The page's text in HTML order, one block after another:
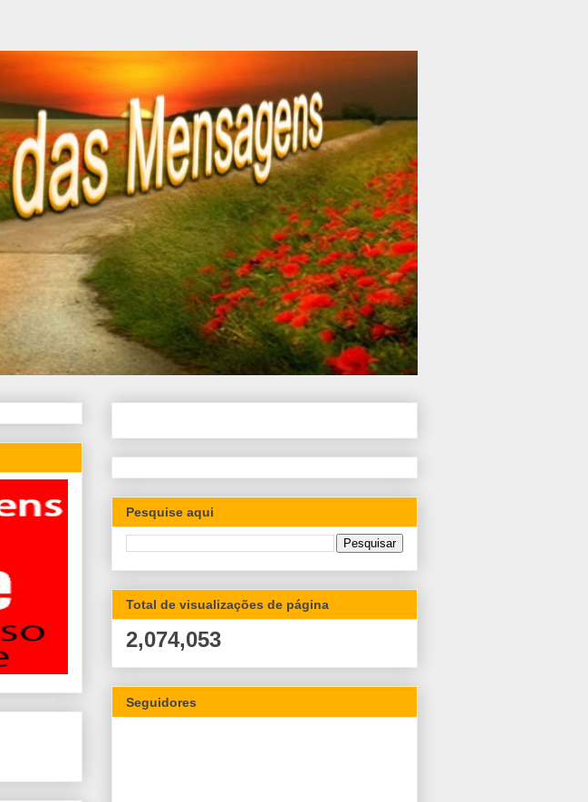
Pesquise aqui
Total de visualizações de página
2,074,053
Seguidores